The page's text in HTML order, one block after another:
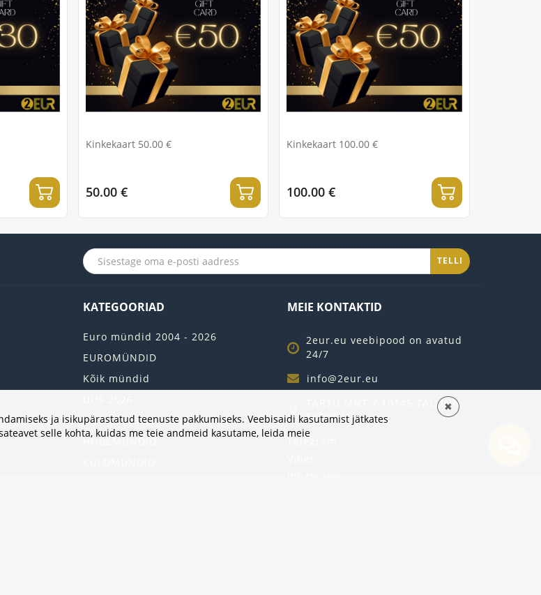
Kinkekaart 50.00 €
50.00 €
Kinkekaart 100.00 €
100.00 €
TELLI
KATEGOORIAD
Euro mündid 2004 - 2026
EUROMÜNDID
Kõik mündid
2 EURO RULLI
HÕBEMÜNDID
MEIE KONTAKTID
2eur.eu veebipood on avatud
24/7
info@2eur.eu
TARTU MNT 7 10145 TALLINN
ESTONIA
Telegram
ja isikupärastatud teenuste pakkumiseks. Veebisaidi kasutamist jätkates
selle kohta, kuidas me teie andmeid kasutame, leida meie
✖